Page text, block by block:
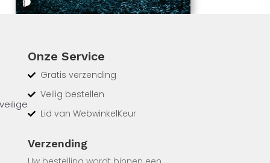
Onze Service
Gratis verzending
Veilig bestellen
Lid van WebwinkelKeur
Verzending